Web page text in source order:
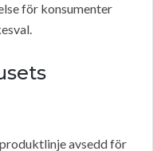
för konsumenter
avsedd för